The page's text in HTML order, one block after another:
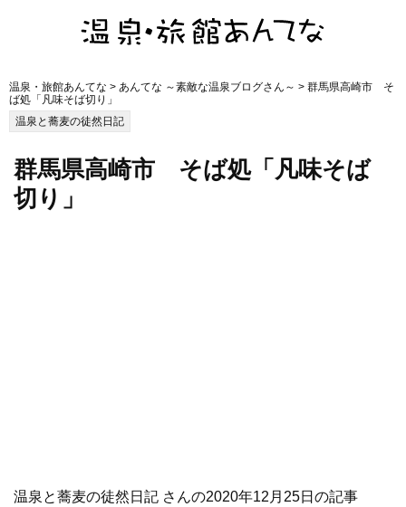
温泉・旅館あんてな > あんてな ～素敵な温泉ブログさん～ > 群馬県高崎市 そ
ば処「凡味そば切り」
温泉と蕎麦の徒然日記
群馬県高崎市 そば処「凡味そば
切り」
温泉と蕎麦の徒然日記 さんの2020年12月25日の記事